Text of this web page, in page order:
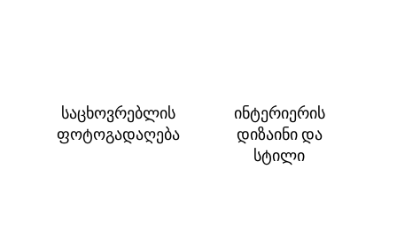
საცხოვრებლის
ფოტოგადაღება
ინტერიერის
დიზაინი და
სტილი